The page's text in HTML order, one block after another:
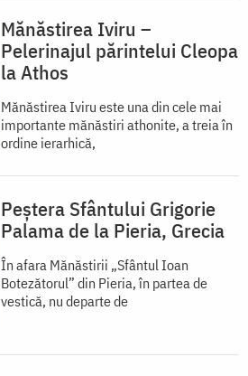
Mănăstirea Iviru –
Pelerinajul părintelui Cleopa
la Athos
Mănăstirea Iviru este una din cele mai
importante mănăstiri athonite, a treia în
ordine ierarhică,
Peștera Sfântului Grigorie
Palama de la Pieria, Grecia
În afara Mănăstirii „Sfântul Ioan
Botezătorul” din Pieria, în partea de
vestică, nu departe de